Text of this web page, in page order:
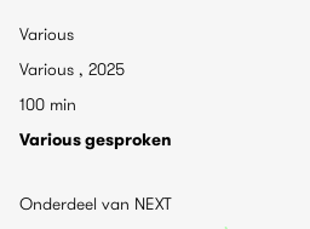
Various
Various , 2025
100 min
Various gesproken
Onderdeel van NEXT